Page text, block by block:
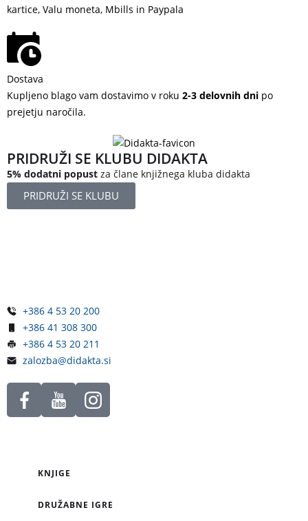
kartice, Valu moneta, Mbills in Paypala
Dostava
Kupljeno blago vam dostavimo v roku 2-3 delovnih dni po
prejetju naročila.
PRIDRUŽI SE KLUBU DIDAKTA
5% dodatni popust za člane knjižnega kluba didakta
PRIDRUŽI SE KLUBU
+386 4 53 20 200
+386 41 308 300
+386 4 53 20 211
zalozba@didakta.si
KNJIGE
DRUŽABNE IGRE